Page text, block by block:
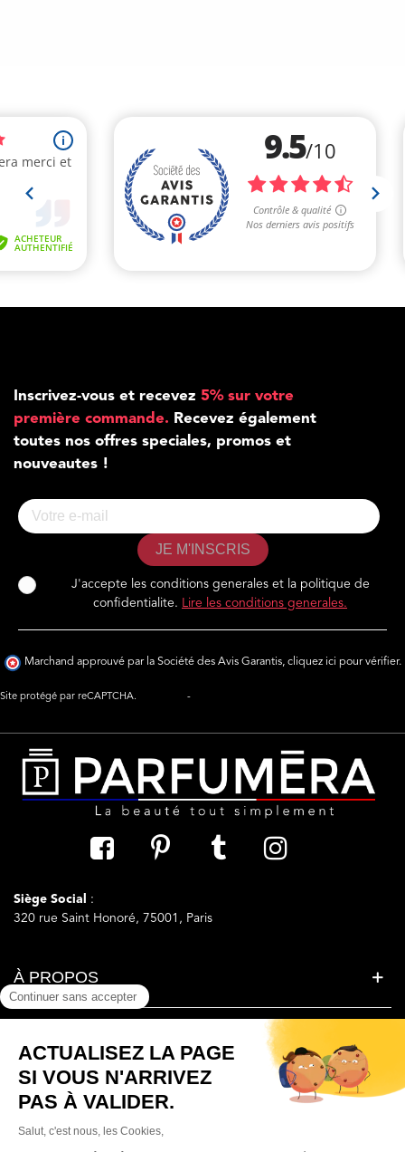
Inscrivez-vous et recevez 5% sur votre
première commande. Recevez également
toutes nos offres speciales, promos et
nouveautes !
JE M'INSCRIS
J'accepte les conditions generales et la politique de
confidentialite. Lire les conditions generales.
Marchand approuvé par la Société des Avis Garantis, cliquez ici pour vérifier.
Site protégé par reCAPTCHA. -
Siège Social
:
320 rue Saint Honoré, 75001, Paris
À PROPOS
BESOIN D'AIDE ?